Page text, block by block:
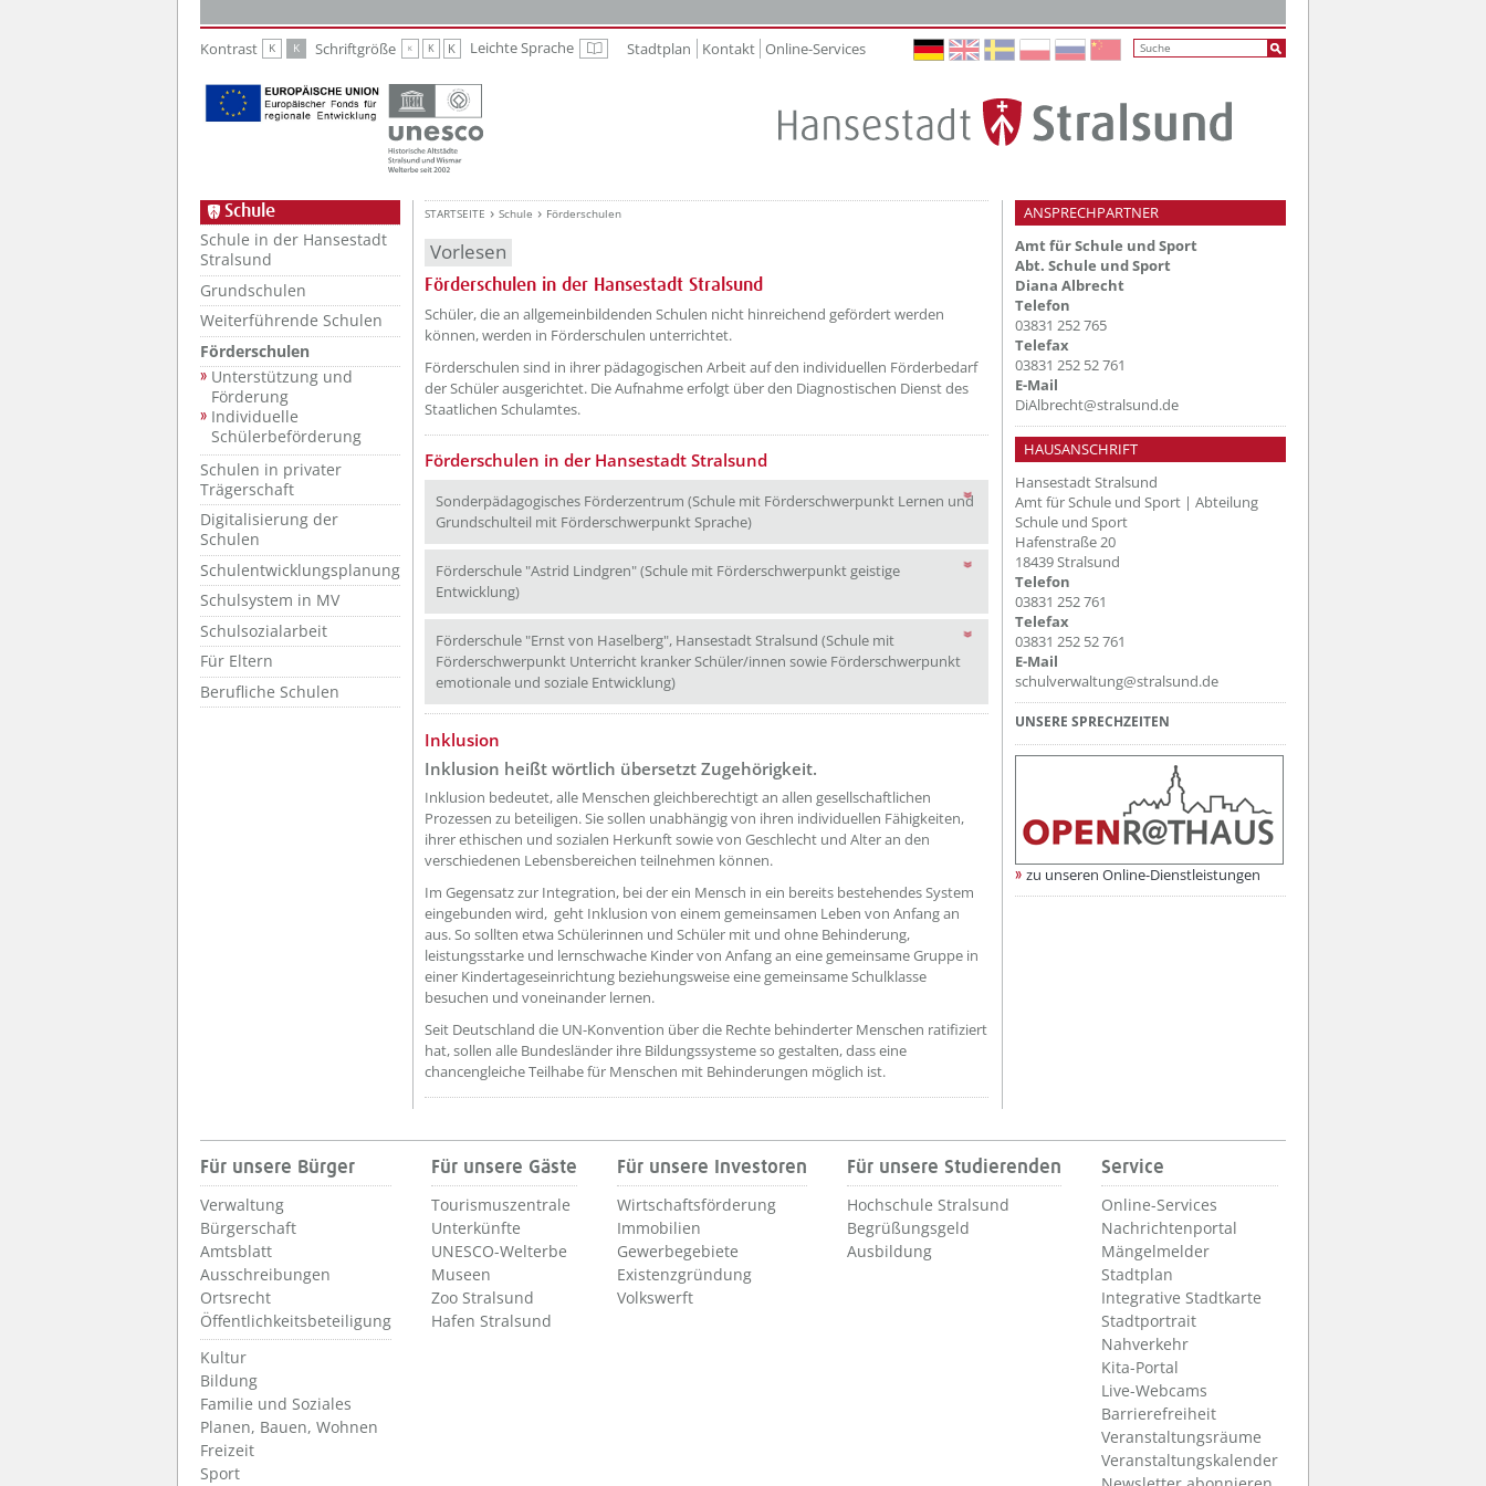
Kontrast K K Schriftgröße K K K Leichte Sprache Leichte Sprache
Stadtplan Kontakt Online-Services
Schule
Schule in der Hansestadt
Stralsund
Grundschulen
Weiterführende Schulen
Förderschulen
Unterstützung und
Förderung
Individuelle
Schülerbeförderung
Schulen in privater
Trägerschaft
Digitalisierung der
Schulen
Schulentwicklungsplanung
Schulsystem in MV
Schulsozialarbeit
Für Eltern
Berufliche Schulen
STARTSEITE Schule Förderschulen
Vorlesen
Förderschulen in der Hansestadt Stralsund
??? absaetzeOben[1]/titel ???
Schüler, die an allgemeinbildenden Schulen nicht hinreichend gefördert werden
können, werden in Förderschulen unterrichtet.
Förderschulen sind in ihrer pädagogischen Arbeit auf den individuellen Förderbedarf
der Schüler ausgerichtet. Die Aufnahme erfolgt über den Diagnostischen Dienst des
Staatlichen Schulamtes.
Förderschulen in der Hansestadt Stralsund
Sonderpädagogisches Förderzentrum (Schule mit Förderschwerpunkt Lernen und
Grundschulteil mit Förderschwerpunkt Sprache)Sonderpädagogisches Förderzentrum (Schule mit Förderschwerpunkt Lernen und Grundschulteil mit
Förderschule "Astrid Lindgren" (Schule mit Förderschwerpunkt geistige
Entwicklung)Förderschule "Astrid Lindgren" (Schule mit Förderschwerpunkt geistige Entwicklung)
Förderschule "Ernst von Haselberg", Hansestadt Stralsund (Schule mit
Förderschwerpunkt Unterricht kranker Schüler/innen sowie Förderschwerpunkt
emotionale und soziale Entwicklung)Förderschule "Ernst von Haselberg", Hansestadt Stralsund (Schule mit Förderschwerpunkt Unterricht kranker Schüler/
??? absaetzeUnten[1]/titel ???
Inklusion
Inklusion heißt wörtlich übersetzt Zugehörigkeit.
Inklusion bedeutet, alle Menschen gleichberechtigt an allen gesellschaftlichen
Prozessen zu beteiligen. Sie sollen unabhängig von ihren individuellen Fähigkeiten,
ihrer ethischen und sozialen Herkunft sowie von Geschlecht und Alter an den
verschiedenen Lebensbereichen teilnehmen können.
Im Gegensatz zur Integration, bei der ein Mensch in ein bereits bestehendes System
eingebunden wird, geht Inklusion von einem gemeinsamen Leben von Anfang an
aus. So sollten etwa Schülerinnen und Schüler mit und ohne Behinderung,
leistungsstarke und lernschwache Kinder von Anfang an eine gemeinsame Gruppe in
einer Kindertageseinrichtung beziehungsweise eine gemeinsame Schulklasse
besuchen und voneinander lernen.
Seit Deutschland die UN-Konvention über die Rechte behinderter Menschen ratifiziert
hat, sollen alle Bundesländer ihre Bildungssysteme so gestalten, dass eine
chancengleiche Teilhabe für Menschen mit Behinderungen möglich ist.
ANSPRECHPARTNER
Amt für Schule und Sport
Abt. Schule und Sport
Diana Albrecht
Telefon
03831 252 765
Telefax
03831 252 52 761
E-Mail
DiAlbrecht@stralsund.de
HAUSANSCHRIFT
Hansestadt Stralsund
Amt für Schule und Sport | Abteilung
Schule und Sport
Hafenstraße 20
18439 Stralsund
Telefon
03831 252 761
Telefax
03831 252 52 761
E-Mail
schulverwaltung@stralsund.de
UNSERE SPRECHZEITEN
zu unseren Online-Dienstleistungen
Für unsere Bürger
Verwaltung
Bürgerschaft
Amtsblatt
Ausschreibungen
Ortsrecht
Öffentlichkeitsbeteiligung
Kultur
Bildung
Familie und Soziales
Planen, Bauen, Wohnen
Freizeit
Sport
Für unsere Gäste
Tourismuszentrale
Unterkünfte
UNESCO-Welterbe
Museen
Zoo Stralsund
Hafen Stralsund
Für unsere Investoren
Wirtschaftsförderung
Immobilien
Gewerbegebiete
Existenzgründung
Volkswerft
Für unsere Studierenden
Hochschule Stralsund
Begrüßungsgeld
Ausbildung
Service
Online-Services
Nachrichtenportal
Mängelmelder
Stadtplan
Integrative Stadtkarte
Stadtportrait
Nahverkehr
Kita-Portal
Live-Webcams
Barrierefreiheit
Veranstaltungsräume
Veranstaltungskalender